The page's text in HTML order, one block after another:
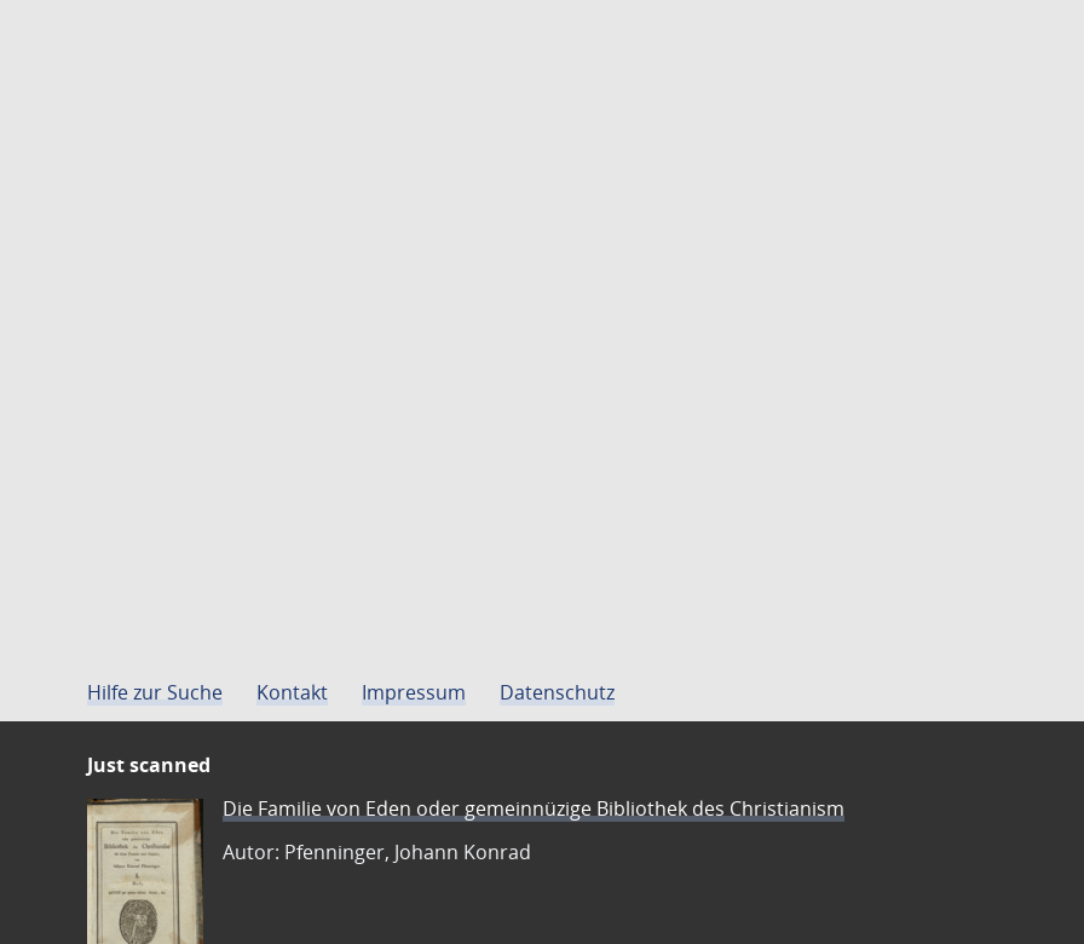
Hilfe zur Suche Kontakt Impressum Datenschutz
Just scanned
Die Familie von Eden oder gemeinnüzige Bibliothek des Christianism
Autor: Pfenninger, Johann Konrad